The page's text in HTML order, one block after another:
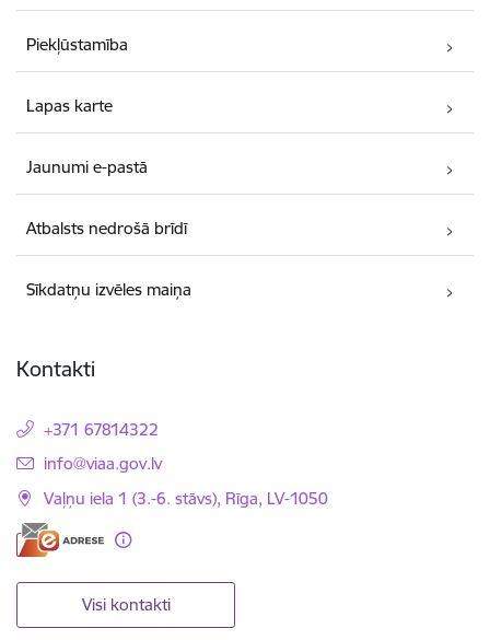
Piekļūstamība
Lapas karte
Jaunumi e-pastā
Atbalsts nedrošā brīdī
Sīkdatņu izvēles maiņa
Kontakti
+371 67814322
E-pasts:
info@viaa.gov.lv
Vaļņu iela 1 (3.-6. stāvs), Rīga, LV-1050
Visi kontakti